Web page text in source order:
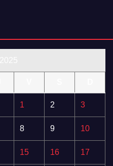
1 2 3
8 9 10
15 16 17